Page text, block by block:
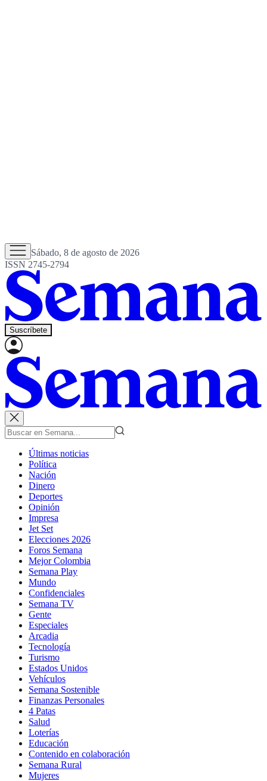
Sábado, 8 de agosto de 2026
ISSN 2745-2794
Suscríbete
Últimas noticias
Política
Nación
Dinero
Deportes
Opinión
Impresa
Jet Set
Elecciones 2026
Foros Semana
Mejor Colombia
Semana Play
Mundo
Confidenciales
Semana TV
Gente
Especiales
Arcadia
Tecnología
Turismo
Estados Unidos
Vehículos
Semana Sostenible
Finanzas Personales
4 Patas
Salud
Loterías
Educación
Contenido en colaboración
Semana Rural
Mujeres